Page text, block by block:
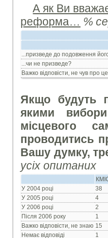
А як Ви
реформа… %
...призведе до подовження
...чи не призведе?
Важко відповісти, не чув про це
Якщо будуть
якими
місцевого
проводитись
Вашу думку,
усіх опитаних
У 2004 році
38
У 2005 році
4
У 2006 році
2
Після 2006 року
1
Важко відповісти, не знаю 15
Немає відповіді
1